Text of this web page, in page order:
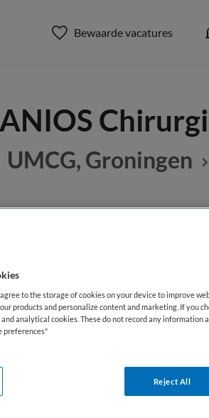
Bewaarde vacatures
ANIOS
UMCG, Groningen
DIENSTVERBAND
Fulltime
agree to the storage of cookies on your device to improve
products and personalize content and marketing. If you
analytical cookies. These do not record any information
preferences"
Reject All